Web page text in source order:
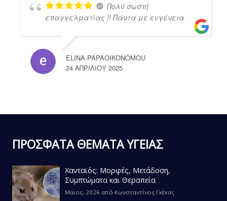
Πολύ σωστή
επαγγελματίας !! Πάντα με ευγένεια
ELINA PAPAOIKONOMOU
24 ΑΠΡΙΛΊΟΥ 2025
ΠΡΟΣΦΑΤΑ ΘΕΜΑΤΑ ΥΓΕΙΑΣ
Χανταϊός: Μορφές, Μετάδοση,
Συμπτώματα και Θεραπεία
Μάιος, 2026 από Κωνσταντίνος Γκέκας